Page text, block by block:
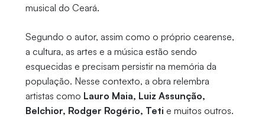
musical do Ceará.
Segundo o autor, assim como o próprio cearense,
a cultura, as artes e a música estão sendo
esquecidas e precisam persistir na memória da
população. Nesse contexto, a obra relembra
artistas como Lauro Maia, Luiz Assunção,
Belchior, Rodger Rogério, Teti e muitos outros.